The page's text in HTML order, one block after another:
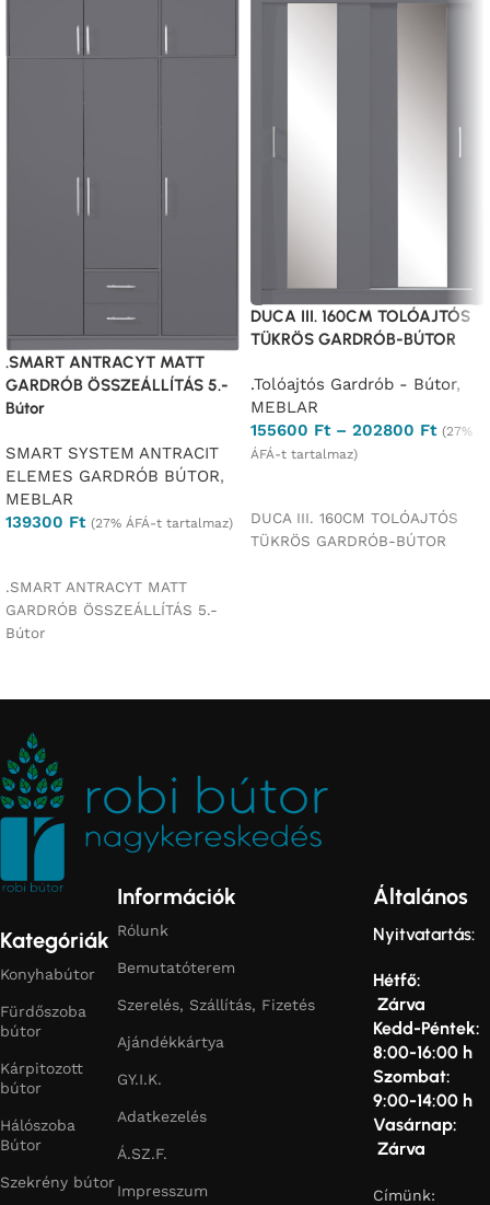
.SMART ANTRACYT MATT
GARDRÓB ÖSSZEÁLLÍTÁS 5.-
Bútor
SMART SYSTEM ANTRACIT
ELEMES GARDRÓB BÚTOR,
MEBLAR
139300 Ft (27% ÁFÁ-t tartalmaz)
.SMART ANTRACYT MATT
GARDRÓB ÖSSZEÁLLÍTÁS 5.-
Bútor
DUCA III. 160CM TOLÓAJTÓS
TÜKRÖS GARDRÓB-BÚTOR
.Tolóajtós Gardrób - Bútor,
MEBLAR
155600 Ft – 202800 Ft (27%
ÁFÁ-t tartalmaz)
DUCA III. 160CM TOLÓAJTÓS
TÜKRÖS GARDRÓB-BÚTOR
Kategóriák
Konyhabútor
Fürdőszoba
bútor
Kárpitozott
bútor
Hálószoba
Bútor
Szekrény bútor
Információk
Rólunk
Bemutatóterem
Szerelés, Szállítás, Fizetés
Ajándékkártya
GY.I.K.
Adatkezelés
Á.SZ.F.
Impresszum
Általános
Nyitvatartás:
Hétfő:
Zárva
Kedd-Péntek:
8:00-16:00 h
Szombat:
9:00-14:00 h
Vasárnap:
Zárva
Címünk: